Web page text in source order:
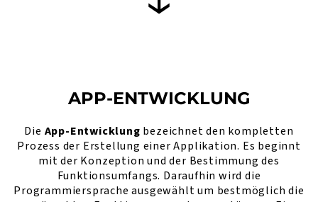
APP-ENTWICKLUNG
Die App-Entwicklung bezeichnet den kompletten
Prozess der Erstellung einer Applikation. Es beginnt
mit der Konzeption und der Bestimmung des
Funktionsumfangs. Daraufhin wird die
Programmiersprache ausgewählt um bestmöglich die